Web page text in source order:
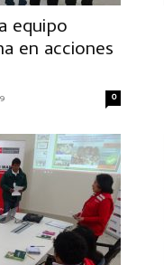
equipo
en acciones
0